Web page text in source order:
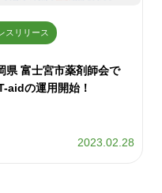
スリリース
県 富士宮市薬剤師会で
aidの運用開始！
2023.02.28